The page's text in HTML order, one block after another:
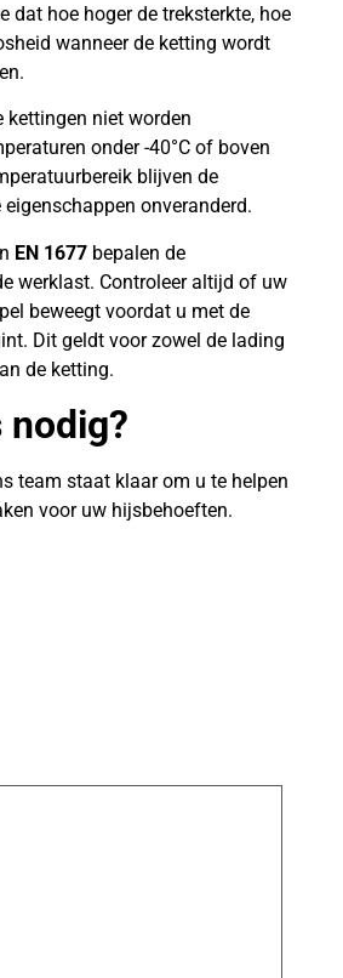
dat hoe hoger de treksterkte, hoe
wanneer de ketting wordt
kettingen niet worden
onder -40°C of boven
blijven de
onveranderd.
EN 1677 bepalen de
werklast. Controleer altijd of uw
beweegt voordat u met de
Dit geldt voor zowel de lading
de ketting.
nodig?
team staat klaar om u te helpen
voor uw hijsbehoeften.